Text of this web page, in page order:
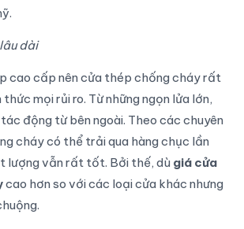
dài
cao cấp nên cửa thép chống cháy rất
mọi rủi ro. Từ những ngọn lửa lớn,
động từ bên ngoài. Theo các chuyên
cháy có thể trải qua hàng chục lần
lượng vẫn rất tốt. Bởi thế, dù giá cửa
cao hơn so với các loại cửa khác nhưng